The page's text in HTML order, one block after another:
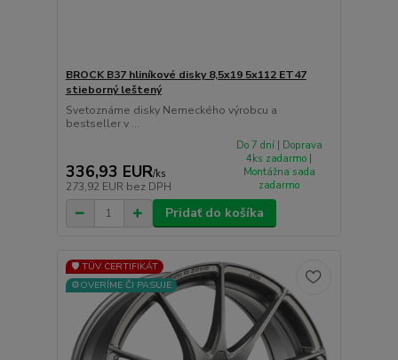
BROCK B37 hliníkové disky 8,5x19 5x112 ET47
stieborný leštený
Svetoznáme disky Nemeckého výrobcu a
bestseller v ...
336,93 EUR/ks
273,92 EUR bez DPH
Do 7 dní | Doprava
4ks zadarmo |
Montážna sada
zadarmo
Pridať do košíka
🛡️ TÜV CERTIFIKÁT
⚙️OVERÍME ČI PASUJE